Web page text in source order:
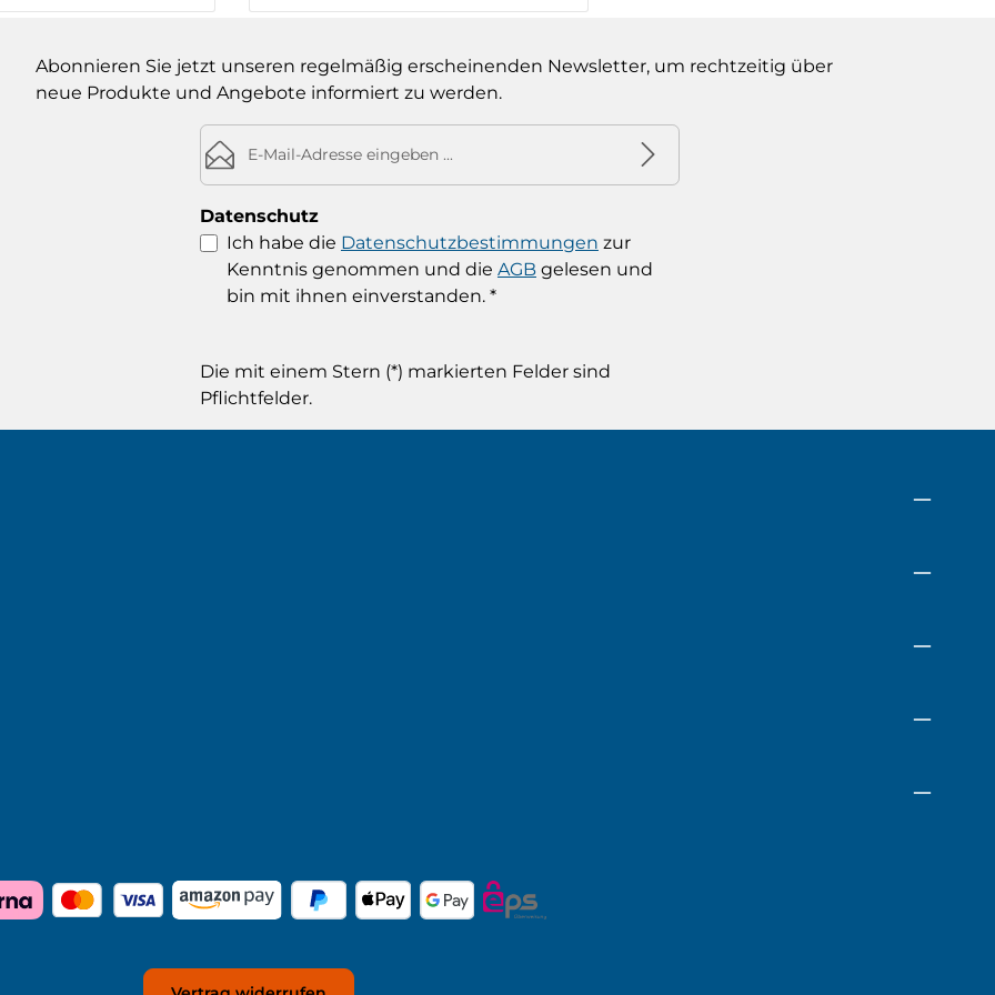
Wert ein oder benutze die Schaltflächen um die Anzahl zu erhöhen
Produkt Anzahl: Gib den gewünschten Wert ein
Abonnieren Sie jetzt unseren regelmäßig erscheinenden Newsletter, um rechtzeitig über
neue Produkte und Angebote informiert zu werden.
E-Mail-Adresse*
Datenschutz
Ich habe die Datenschutzbestimmungen zur
Kenntnis genommen und die AGBgelesen und
bin mit ihnen einverstanden. *
Die mit einem Stern (*) markierten Felder sind
Pflichtfelder.